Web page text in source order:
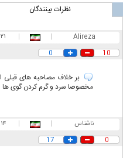
نظرات بینندگان
Alireza
|
|
۱۴:۲۱
10
0
بر خلاف مصاحبه های
مخصوصا سرد و گرم کردن گوی ها
ناشناس |
|
۱۷:۱۴
0
17